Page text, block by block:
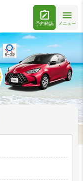
予約確認 メニュー